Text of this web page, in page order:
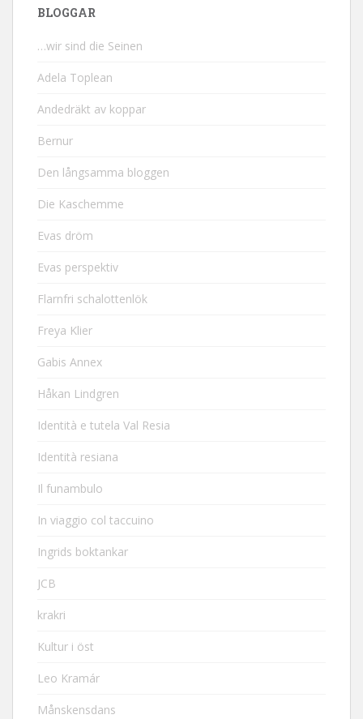
BLOGGAR
…wir sind die Seinen
Adela Toplean
Andedräkt av koppar
Bernur
Den långsamma bloggen
Die Kaschemme
Evas dröm
Evas perspektiv
Flarnfri schalottenlök
Freya Klier
Gabis Annex
Håkan Lindgren
Identità e tutela Val Resia
Identità resiana
Il funambulo
In viaggio col taccuino
Ingrids boktankar
JCB
krakri
Kultur i öst
Leo Kramár
Månskensdans